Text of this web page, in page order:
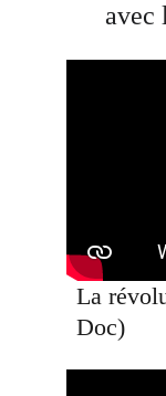
avec
La
Doc)